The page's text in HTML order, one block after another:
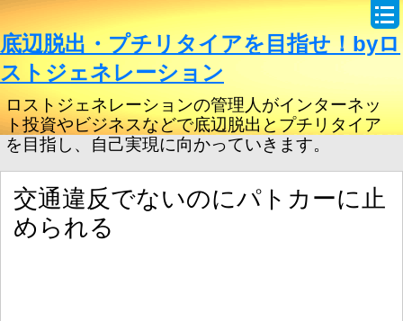
底辺脱出・プチリタイアを目指せ！byロ
ストジェネレーション
ロストジェネレーションの管理人がインターネッ
ト投資やビジネスなどで底辺脱出とプチリタイア
を目指し、自己実現に向かっていきます。
交通違反でないのにパトカーに止
められる